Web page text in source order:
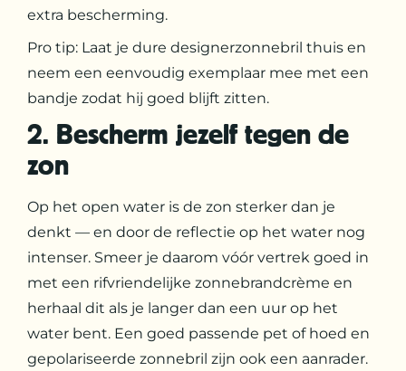
extra bescherming.
Pro tip: Laat je dure designerzonnebril thuis en
neem een eenvoudig exemplaar mee met een
bandje zodat hij goed blijft zitten.
2. Bescherm jezelf tegen de
zon
Op het open water is de zon sterker dan je
denkt — en door de reflectie op het water nog
intenser. Smeer je daarom vóór vertrek goed in
met een rifvriendelijke zonnebrandcrème en
herhaal dit als je langer dan een uur op het
water bent. Een goed passende pet of hoed en
gepolariseerde zonnebril zijn ook een aanrader.